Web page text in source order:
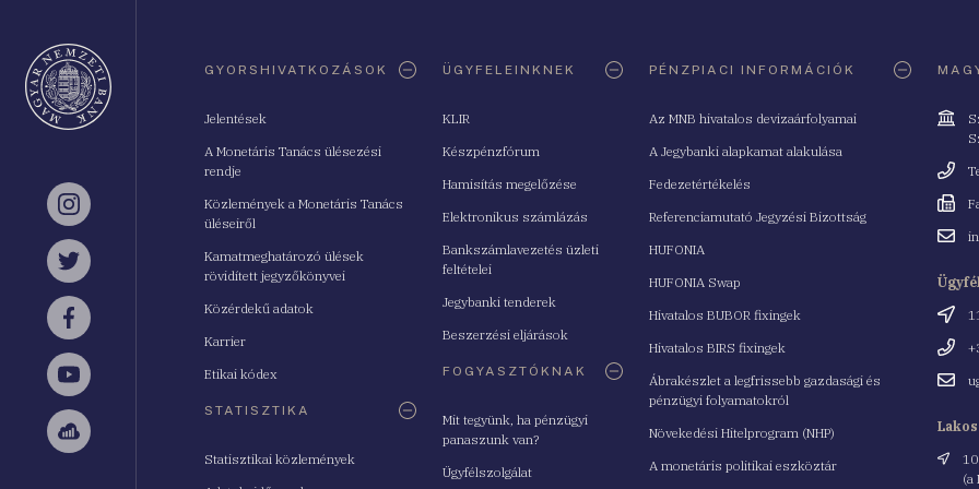
Instagram
Twitter
Facebook
YouTube
Sellsy
GYORSHIVATKOZÁSOK
Jelentések
A Monetáris Tanács ülésezési
rendje
Közlemények a Monetáris Tanács
üléseiről
Kamatmeghatározó ülések
rövidített jegyzőkönyvei
Közérdekű adatok
Karrier
Etikai kódex
STATISZTIKA
Statisztikai közlemények
ÜGYFELEINKNEK
KLIR
Készpénzfórum
Hamisítás megelőzése
Elektronikus számlázás
Bankszámlavezetés üzleti
feltételei
Jegybanki tenderek
Beszerzési eljárások
FOGYASZTÓKNAK
Mit tegyünk, ha pénzügyi
panaszunk van?
Ügyfélszolgálat
PÉNZPIACI INFORMÁCIÓK
Az MNB hivatalos devizaárfolyamai
A Jegybanki alapkamat alakulása
Fedezetértékelés
Referenciamutató Jegyzési Bizottság
HUFONIA
HUFONIA Swap
Hivatalos BUBOR fixingek
Hivatalos BIRS fixingek
Ábrakészlet a legfrissebb gazdasági és
pénzügyi folyamatokról
Növekedési Hitelprogram (NHP)
A monetáris politikai eszköztár
Cím
Fax
Email
Cím
Email
Cím
(a